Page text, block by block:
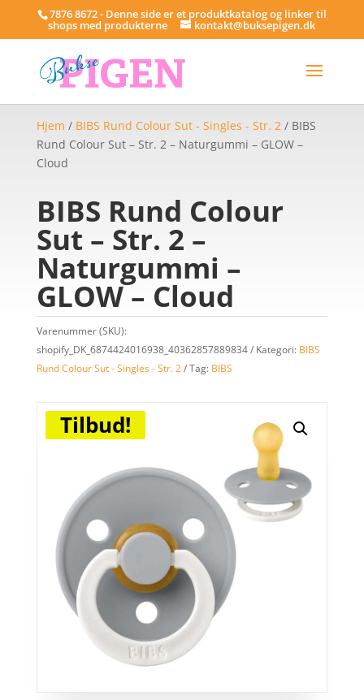
7876 8672 - Denne side er et produktkatalog og linker til
shops med produkterne kontakt@buksepigen.dk
Hjem / BIBS Rund Colour Sut - Singles - Str. 2/ BIBS
Rund Colour Sut – Str. 2 – Naturgummi – GLOW –
Cloud
BIBS Rund Colour
Sut – Str. 2 –
Naturgummi –
GLOW – Cloud
Varenummer (SKU):
shopify_DK_6874424016938_40362857889834
Kategori: BIBS
Rund Colour Sut - Singles - Str. 2
Tag: BIBS
Tilbud!